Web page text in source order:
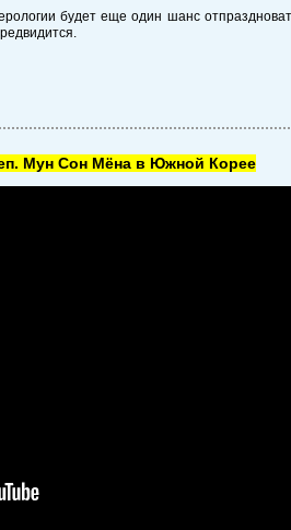
будет еще один шанс
Мун Сон Мёна в Южной Корее